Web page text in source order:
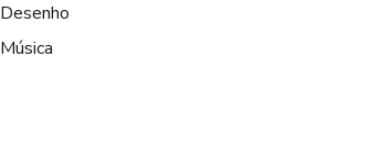
Desenho
Música